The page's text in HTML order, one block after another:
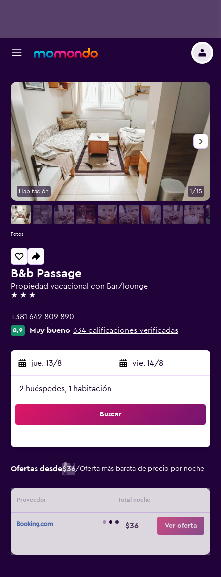
B&b Passage
Propiedad vacacional con Bar/lounge
3 estrellas
+381 642 809 890
8,9 Muy bueno 334 calificaciones verificadas
jue. 13/8 - vie. 14/8
2 huéspedes, 1 habitación
Buscar
Ofertas desde$36/Oferta más barata de precio por noche
Proveedor Total noche
$36 Ver oferta
Habitación 1/15
Fotos